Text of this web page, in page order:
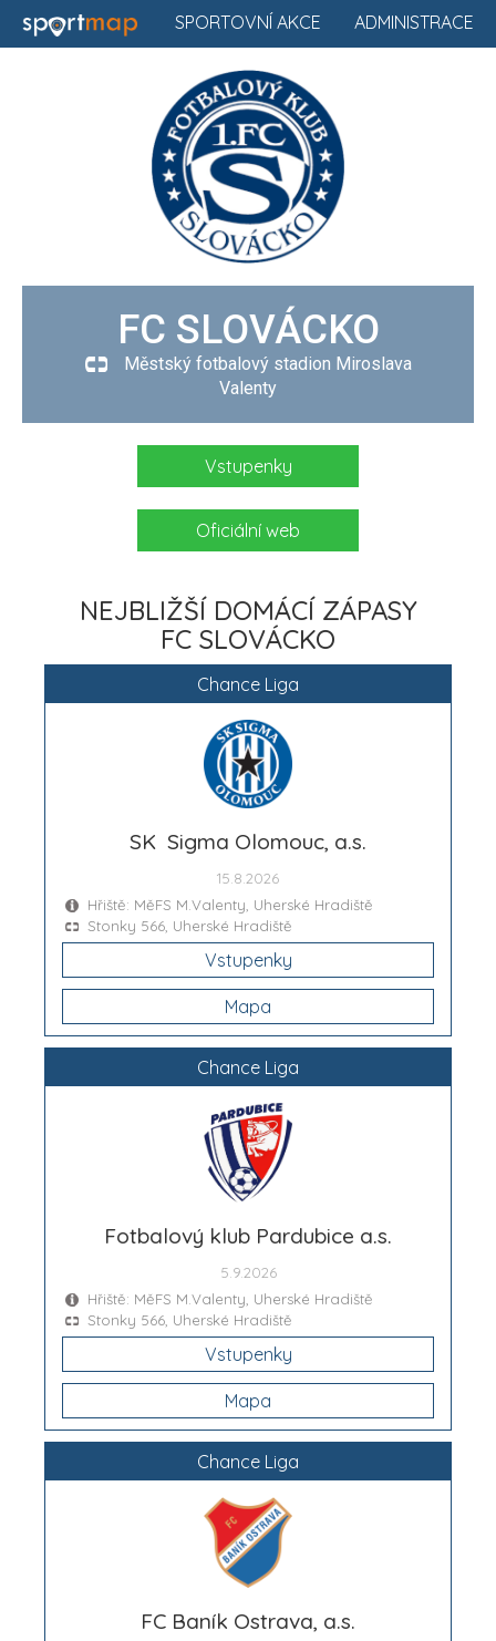
ADMINISTRACE
SPORTOVNÍ AKCE
FC SLOVÁCKO
Městský fotbalový stadion Miroslava
Valenty
Vstupenky
Oficiální web
NEJBLIŽŠÍ DOMÁCÍ ZÁPASY
FC SLOVÁCKO
Chance Liga
SK Sigma Olomouc, a.s.
15.8.2026
Hřiště: MěFS M.Valenty, Uherské Hradiště
Stonky 566, Uherské Hradiště
Vstupenky
Mapa
Chance Liga
Fotbalový klub Pardubice a.s.
5.9.2026
Hřiště: MěFS M.Valenty, Uherské Hradiště
Stonky 566, Uherské Hradiště
Vstupenky
Mapa
Chance Liga
FC Baník Ostrava, a.s.